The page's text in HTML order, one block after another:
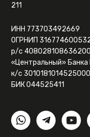
211
ИНН 773703492669
ОГРНИП
р/с
«Центральный» Банка
к/с
БИК 044525411